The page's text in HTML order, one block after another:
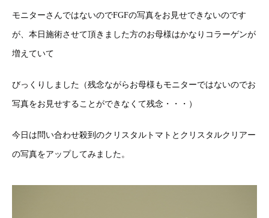
モニターさんではないのでFGFの写真をお見せできないのです
が、本日施術させて頂きました方のお母様はかなりコラーゲンが
増えていて
びっくりしました（残念ながらお母様もモニターではないのでお
写真をお見せすることができなくて残念・・・）
今日は問い合わせ殺到のクリスタルトマトとクリスタルクリアー
の写真をアップしてみました。